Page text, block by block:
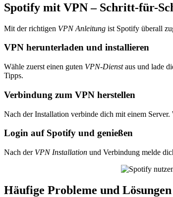
Spotify mit VPN – Schritt-für-
Mit der richtigen VPN Anleitung ist Spotify überall
VPN herunterladen und installieren
Wähle zuerst einen guten VPN-Dienstaus und lade
Tipps.
Verbindung zum VPN herstellen
Nach der Installation verbinde dich mit einem
Login auf Spotify und genießen
Nach der VPN Installation und Verbindung melde
Häufige Probleme und